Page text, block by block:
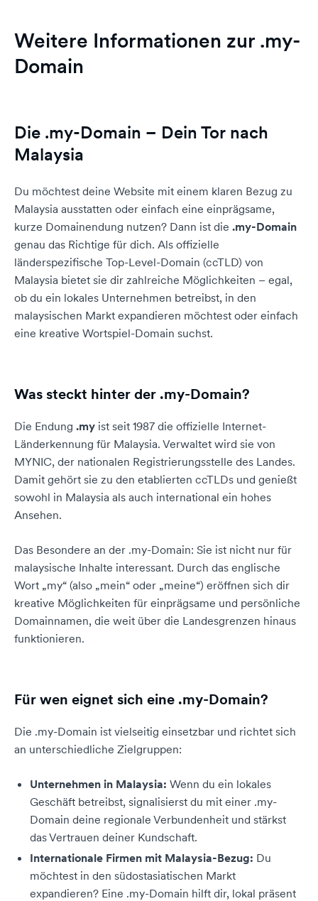
Weitere Informationen zur .my-
Domain
Die .my-Domain – Dein Tor nach
Malaysia
Du möchtest deine Website mit einem klaren Bezug zu
Malaysia ausstatten oder einfach eine einprägsame,
kurze Domainendung nutzen? Dann ist die .my-Domain
genau das Richtige für dich. Als offizielle
länderspezifische Top-Level-Domain (ccTLD) von
Malaysia bietet sie dir zahlreiche Möglichkeiten – egal,
ob du ein lokales Unternehmen betreibst, in den
malaysischen Markt expandieren möchtest oder einfach
eine kreative Wortspiel-Domain suchst.
Was steckt hinter der .my-Domain?
Die Endung .my ist seit 1987 die offizielle Internet-
Länderkennung für Malaysia. Verwaltet wird sie von
MYNIC, der nationalen Registrierungsstelle des Landes.
Damit gehört sie zu den etablierten ccTLDs und genießt
sowohl in Malaysia als auch international ein hohes
Ansehen.
Das Besondere an der .my-Domain: Sie ist nicht nur für
malaysische Inhalte interessant. Durch das englische
Wort „my“ (also „mein“ oder „meine“) eröffnen sich dir
kreative Möglichkeiten für einprägsame und persönliche
Domainnamen, die weit über die Landesgrenzen hinaus
funktionieren.
Für wen eignet sich eine .my-Domain?
Die .my-Domain ist vielseitig einsetzbar und richtet sich
an unterschiedliche Zielgruppen:
Unternehmen in Malaysia: Wenn du ein lokales
Geschäft betreibst, signalisierst du mit einer .my-
Domain deine regionale Verbundenheit und stärkst
das Vertrauen deiner Kundschaft.
Internationale Firmen mit Malaysia-Bezug: Du
möchtest in den südostasiatischen Markt
expandieren? Eine .my-Domain hilft dir, lokal präsent